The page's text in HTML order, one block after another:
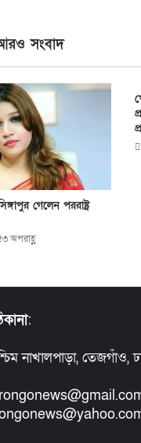
সংবাদ
গেলেন পররাষ্ট্র
অপরাহ্ণ
:
নাখালপাড়া, তেজগাঁও,